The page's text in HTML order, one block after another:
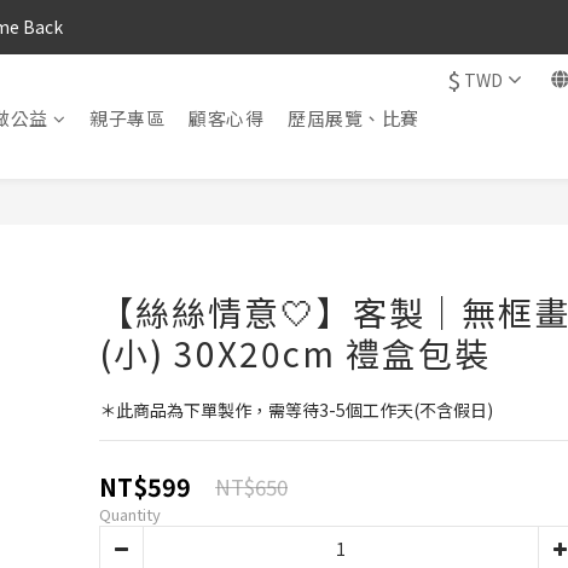
Back
$ TWD
公益 親子專區 顧客心得 歷屆展覽、比賽
【絲絲情意🤍】客製｜無框畫
(小) 30X20cm 禮盒包裝
＊此商品為下單製作，需等待3-5個工作天(不含假日)
NT$599 NT$650
Quantity